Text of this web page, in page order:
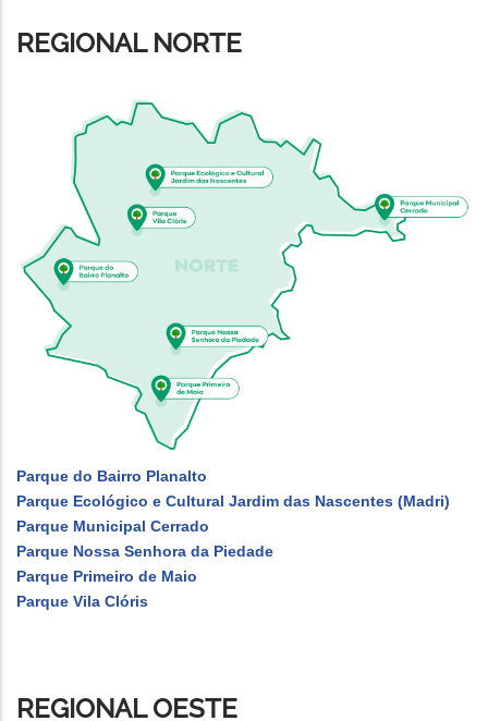
REGIONAL NORTE
Parque do Bairro Planalto
Parque Ecológico e Cultural Jardim das Nascentes (Madri)
Parque Municipal Cerrado
Parque Nossa Senhora da Piedade
Parque Primeiro de Maio
Parque Vila Clóris
REGIONAL OESTE